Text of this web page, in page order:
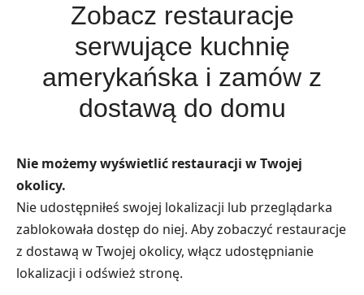
Zobacz restauracje
serwujące kuchnię
amerykańska i zamów z
dostawą do domu
Nie możemy wyświetlić restauracji w Twojej
okolicy.
Nie udostępniłeś swojej lokalizacji lub przeglądarka
zablokowała dostęp do niej. Aby zobaczyć restauracje
z dostawą w Twojej okolicy, włącz udostępnianie
lokalizacji i odśwież stronę.